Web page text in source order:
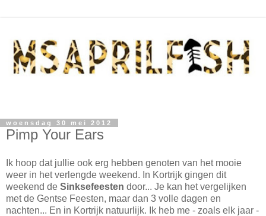
woensdag 30 mei 2012
Pimp Your Ears
Ik hoop dat jullie ook erg hebben genoten van het mooie
weer in het verlengde weekend. In Kortrijk gingen dit
weekend de Sinksefeesten door... Je kan het vergelijken
met de Gentse Feesten, maar dan 3 volle dagen en
nachten... En in Kortrijk natuurlijk. Ik heb me - zoals elk jaar -